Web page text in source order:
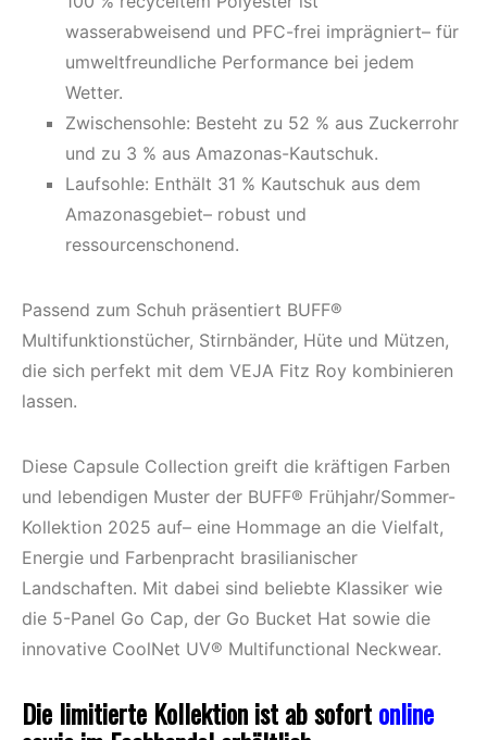
wasserabweisend und PFC-frei imprägniert– für
umweltfreundliche Performance bei jedem
Wetter.
Zwischensohle: Besteht zu 52 % aus Zuckerrohr
und zu 3 % aus Amazonas-Kautschuk.
Laufsohle: Enthält 31 % Kautschuk aus dem
Amazonasgebiet– robust und
ressourcenschonend.
Passend zum Schuh präsentiert BUFF®
Multifunktionstücher, Stirnbänder, Hüte und Mützen,
die sich perfekt mit dem VEJA Fitz Roy kombinieren
lassen.
Diese Capsule Collection greift die kräftigen Farben
und lebendigen Muster der BUFF® Frühjahr/Sommer-
Kollektion 2025 auf– eine Hommage an die Vielfalt,
Energie und Farbenpracht brasilianischer
Landschaften. Mit dabei sind beliebte Klassiker wie
die 5-Panel Go Cap, der Go Bucket Hat sowie die
innovative CoolNet UV® Multifunctional Neckwear.
Die limitierte Kollektion ist ab sofortonline